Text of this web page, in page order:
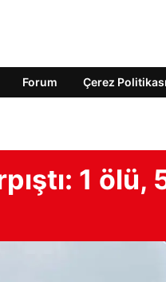
Forum Çerez Politikası
1 ölü,